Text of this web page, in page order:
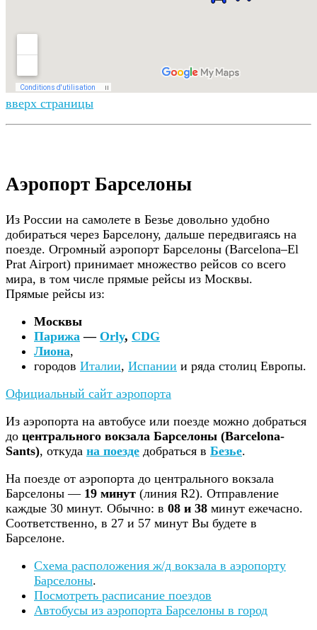
вверх страницы
Аэропорт Барселоны
Из России на самолете в Безье довольно удобно
добираться через Барселону, дальше передвигаясь на
поезде. Огромный аэропорт Барселоны (Barcelona–El
Prat Airport) принимает множество рейсов со всего
мира, в том числе прямые рейсы из Москвы.
Прямые рейсы из:
Москвы
Парижа — Orly, CDG
Лиона,
городов Италии, Испании и ряда столиц Европы.
Официальный сайт аэропорта
Из аэропорта на автобусе или поезде можно добраться
до центрального вокзала Барселоны (Barcelona-
Sants), откуда на поезде добраться в Безье.
На поезде от аэропорта до центрального вокзала
Барселоны — 19 минут (линия R2). Отправление
каждые 30 минут. Обычно: в 08 и 38 минут ежечасно.
Соответственно, в 27 и 57 минут Вы будете в
Барселоне.
Схема расположения ж/д вокзала в аэропорту
Барселоны.
Посмотреть расписание поездов
Автобусы из аэропорта Барселоны в город